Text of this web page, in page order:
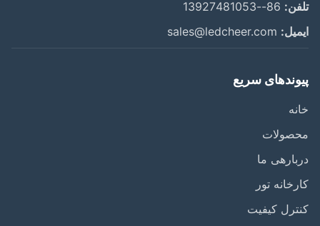
86--13927481053
sales@ledcheer.com
سریع
ما
تور
کیفیت